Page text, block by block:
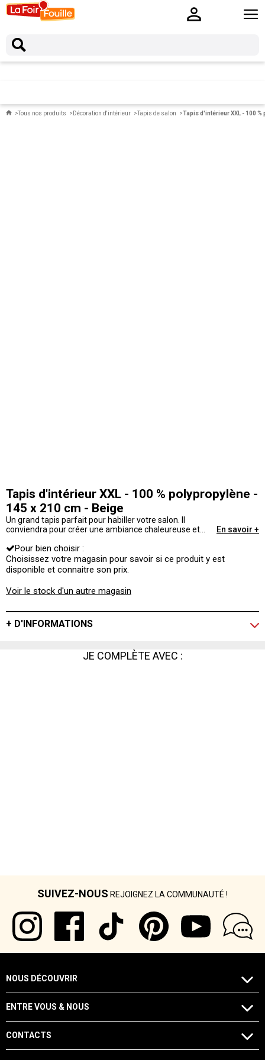
Tous nos produits Décoration d'intérieur Tapis de salon
Tapis d'intérieur XXL - 100 % polypropylène -
145 x 210 cm - Beige
Un grand tapis parfait pour habiller votre salon. Il
conviendra pour créer une ambiance chaleureuse et
En savoir +
Pour bien choisir :
Choisissez votre magasin pour savoir si ce produit y est
disponible et connaitre son prix.
Voir le stock d'un autre magasin
+ D'INFORMATIONS
JE COMPLÈTE AVEC :
SUIVEZ-NOUS REJOIGNEZ LA COMMUNAUTÉ !
NOUS DÉCOUVRIR
ENTRE VOUS & NOUS
CONTACTS